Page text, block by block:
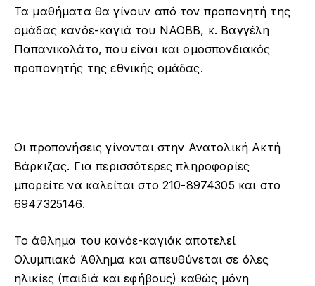
Τα μαθήματα θα γίνουν από τον προπονητή της
ομάδας κανόε-καγιά του ΝΑΟΒΒ, κ. Βαγγέλη
Παπανικολάτο, που είναι και ομοσπονδιακός
προπονητής της εθνικής ομάδας.
Οι προπονήσεις γίνονται στην Ανατολική Ακτή
Βάρκιζας. Για περισσότερες πληροφορίες
μπορείτε να καλείται στο 210-8974305 και στο
6947325146.
Το άθλημα του κανόε-καγιάκ αποτελεί
Ολυμπιακό Άθλημα και απευθύνεται σε όλες
ηλικίες (παιδιά και εφήβους) καθώς μόνη